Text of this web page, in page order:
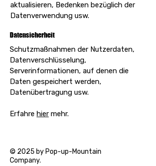
aktualisieren, Bedenken bezüglich der
Datenverwendung usw.
Datensicherheit
Schutzmaßnahmen der Nutzerdaten,
Datenverschlüsselung,
Serverinformationen, auf denen die
Daten gespeichert werden,
Datenübertragung usw.
Erfahre hier mehr.
© 2025 by Pop-up-Mountain
Company.